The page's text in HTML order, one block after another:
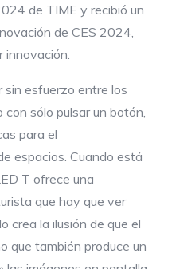
de TIME y recibió un
de CES 2024,
innovación.
sin esfuerzo entre los
sólo pulsar un botón,
para el
espacios. Cuando está
T ofrece una
que hay que ver
crea la ilusión de que el
que también produce un